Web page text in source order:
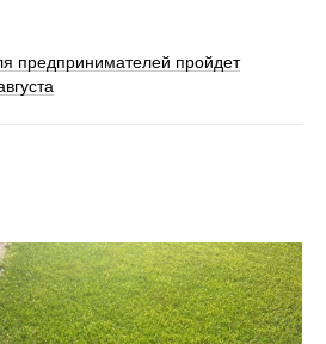
предпринимателей пройдет